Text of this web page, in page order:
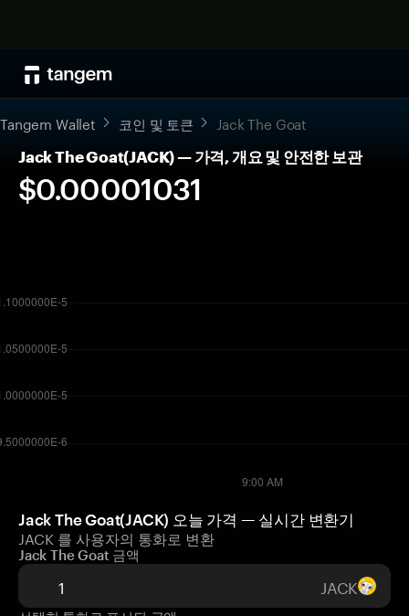
Tangem Wallet 코인 및 토큰 Jack The Goat
Jack The Goat(JACK) — 가격, 개요 및 안전한 보관
$0.00001031
Jack The Goat(JACK) 오늘 가격 — 실시간 변환기
JACK 를 사용자의 통화로 변환
Jack The Goat 금액
JACK